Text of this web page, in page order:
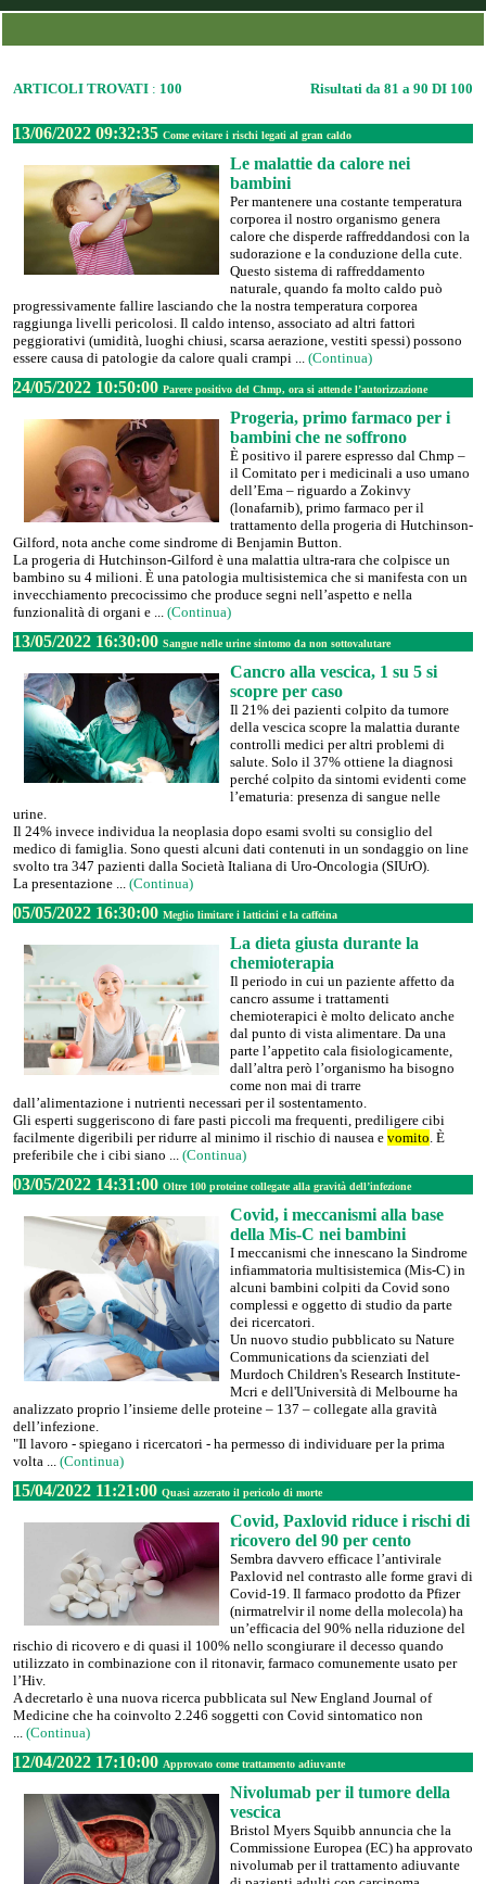
ARTICOLI TROVATI : 100 Risultati da 81 a 90 DI 100
13/06/2022 09:32:35 Come evitare i rischi legati al gran caldo
Le malattie da calore nei
bambini
Per mantenere una costante temperatura
corporea il nostro organismo genera
calore che disperde raffreddandosi con la
sudorazione e la conduzione della cute.
Questo sistema di raffreddamento
naturale, quando fa molto caldo può
progressivamente fallire lasciando che la nostra temperatura corporea
raggiunga livelli pericolosi. Il caldo intenso, associato ad altri fattori
peggiorativi (umidità, luoghi chiusi, scarsa aerazione, vestiti spessi) possono
essere causa di patologie da calore quali crampi ... (Continua)
24/05/2022 10:50:00 Parere positivo del Chmp, ora si attende l’autorizzazione
Progeria, primo farmaco per i
bambini che ne soffrono
È positivo il parere espresso dal Chmp –
il Comitato per i medicinali a uso umano
dell’Ema – riguardo a Zokinvy
(lonafarnib), primo farmaco per il
trattamento della progeria di Hutchinson-
Gilford, nota anche come sindrome di Benjamin Button.
La progeria di Hutchinson-Gilford è una malattia ultra-rara che colpisce un
bambino su 4 milioni. È una patologia multisistemica che si manifesta con un
invecchiamento precocissimo che produce segni nell’aspetto e nella
funzionalità di organi e ... (Continua)
13/05/2022 16:30:00 Sangue nelle urine sintomo da non sottovalutare
Cancro alla vescica, 1 su 5 si
scopre per caso
Il 21% dei pazienti colpito da tumore
della vescica scopre la malattia durante
controlli medici per altri problemi di
salute. Solo il 37% ottiene la diagnosi
perché colpito da sintomi evidenti come
l’ematuria: presenza di sangue nelle
urine.
Il 24% invece individua la neoplasia dopo esami svolti su consiglio del
medico di famiglia. Sono questi alcuni dati contenuti in un sondaggio on line
svolto tra 347 pazienti dalla Società Italiana di Uro-Oncologia (SIUrO).
La presentazione ... (Continua)
05/05/2022 16:30:00 Meglio limitare i latticini e la caffeina
La dieta giusta durante la
chemioterapia
Il periodo in cui un paziente affetto da
cancro assume i trattamenti
chemioterapici è molto delicato anche
dal punto di vista alimentare. Da una
parte l’appetito cala fisiologicamente,
dall’altra però l’organismo ha bisogno
come non mai di trarre
dall’alimentazione i nutrienti necessari per il sostentamento.
Gli esperti suggeriscono di fare pasti piccoli ma frequenti, prediligere cibi
facilmente digeribili per ridurre al minimo il rischio di nausea e vomito. È
preferibile che i cibi siano ... (Continua)
03/05/2022 14:31:00 Oltre 100 proteine collegate alla gravità dell’infezione
Covid, i meccanismi alla base
della Mis-C nei bambini
I meccanismi che innescano la Sindrome
infiammatoria multisistemica (Mis-C) in
alcuni bambini colpiti da Covid sono
complessi e oggetto di studio da parte
dei ricercatori.
Un nuovo studio pubblicato su Nature
Communications da scienziati del
Murdoch Children's Research Institute-
Mcri e dell'Università di Melbourne ha
analizzato proprio l’insieme delle proteine – 137 – collegate alla gravità
dell’infezione.
"Il lavoro - spiegano i ricercatori - ha permesso di individuare per la prima
volta ... (Continua)
15/04/2022 11:21:00 Quasi azzerato il pericolo di morte
Covid, Paxlovid riduce i rischi di
ricovero del 90 per cento
Sembra davvero efficace l’antivirale
Paxlovid nel contrasto alle forme gravi di
Covid-19. Il farmaco prodotto da Pfizer
(nirmatrelvir il nome della molecola) ha
un’efficacia del 90% nella riduzione del
rischio di ricovero e di quasi il 100% nello scongiurare il decesso quando
utilizzato in combinazione con il ritonavir, farmaco comunemente usato per
l’Hiv.
A decretarlo è una nuova ricerca pubblicata sul New England Journal of
Medicine che ha coinvolto 2.246 soggetti con Covid sintomatico non
... (Continua)
12/04/2022 17:10:00 Approvato come trattamento adiuvante
Nivolumab per il tumore della
vescica
Bristol Myers Squibb annuncia che la
Commissione Europea (EC) ha approvato
nivolumab per il trattamento adiuvante